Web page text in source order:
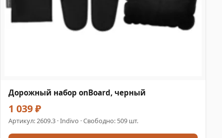
Дорожный набор onBoard, черный
1 039 ₽
Артикул:2609.3 · Indivo · Свободно: 509 шт.